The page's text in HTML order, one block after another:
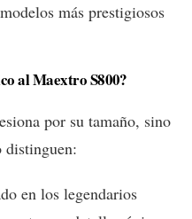
más prestigiosos
al Maextro S800?
por su tamaño, sino
distinguen:
en los legendarios